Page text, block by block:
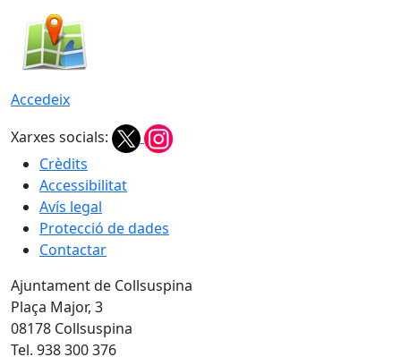
Accedeix
Xarxes socials:
Crèdits
Accessibilitat
Avís legal
Protecció de dades
Contactar
Ajuntament de Collsuspina
Plaça Major, 3
08178 Collsuspina
Tel. 938 300 376